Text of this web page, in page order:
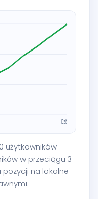
użytkowników
w przeciągu 3
na lokalne